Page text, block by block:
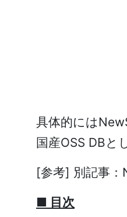
具体的には
国産OSS DBと
[参考] 別記事：
■ 目次